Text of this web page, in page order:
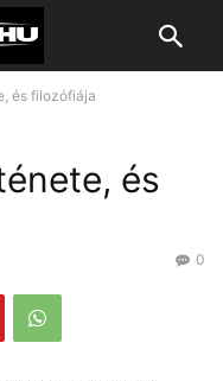
és filozófiája
és
0